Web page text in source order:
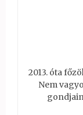
2013. óta
Nem